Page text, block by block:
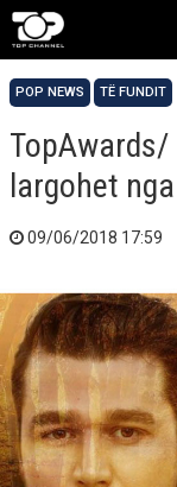
POP NEWS TË FUNDIT
TopAwards/
largohet
09/06/2018 17:59